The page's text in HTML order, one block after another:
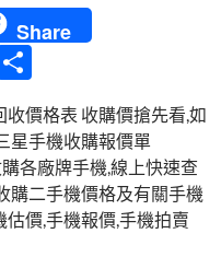
Share
享
價格表 收購價搶先看,如
星手機收購報價單
各廠牌手機,線上快速查
購二手機價格及有關手機
價,手機報價,手機拍賣
全新三星手機-20201214-